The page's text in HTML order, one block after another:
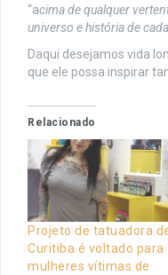
“acima de qualquer
universo e história de
Daqui desejamos vida
que ele possa inspirar
Relacionado
Projeto de tatuadora
Curitiba é voltado para
mulheres vítimas de